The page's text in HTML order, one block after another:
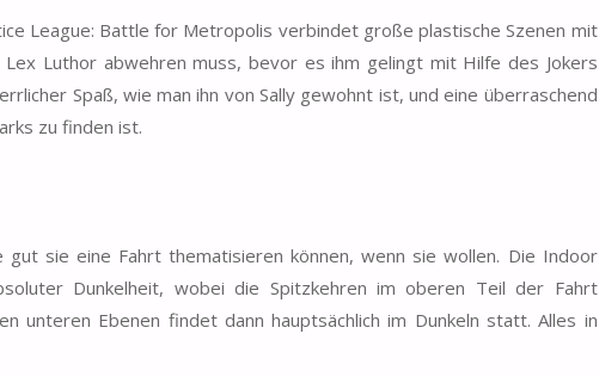
League: Battle for Metropolis verbindet große plastische Szenen mit
Luthor abwehren muss, bevor es ihm gelingt mit Hilfe des Jokers
Spaß, wie man ihn von Sally gewohnt ist, und eine überraschend
zu finden ist.
sie eine Fahrt thematisieren können, wenn sie wollen. Die Indoor
Dunkelheit, wobei die Spitzkehren im oberen Teil der Fahrt
unteren Ebenen findet dann hauptsächlich im Dunkeln statt. Alles in